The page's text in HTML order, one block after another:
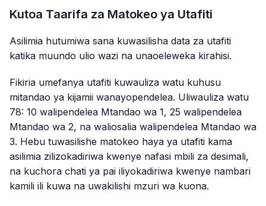
Kutoa Taarifa za Matokeo ya Utafiti
Asilimia hutumiwa sana kuwasilisha data za utafiti
katika muundo ulio wazi na unaoeleweka kirahisi.
Fikiria umefanya utafiti kuwauliza watu kuhusu
mitandao ya kijamii wanayopendelea. Uliwauliza watu
78: 10 walipendelea Mtandao wa 1, 25 walipendelea
Mtandao wa 2, na waliosalia walipendelea Mtandao wa
3. Hebu tuwasilishe matokeo haya ya utafiti kama
asilimia zilizokadiriwa kwenye nafasi mbili za desimali,
na kuchora chati ya pai iliyokadiriwa kwenye nambari
kamili ili kuwa na uwakilishi mzuri wa kuona.